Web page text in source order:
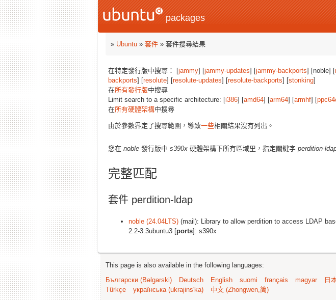
packages
» Ubuntu » 套件 » 套件搜尋結果
在特定發行版中搜尋： [jammy] [jammy-updates] [jammy-backports] [noble] [
backports] [resolute] [resolute-updates] [resolute-backports] [stonking]
在所有發行版中搜尋
Limit search to a specific architecture: [i386] [amd64] [arm64] [armhf] [
在所有硬體架構中搜尋
由於參數界定了搜尋範圍，導致一些相關結果沒有列出。
您在 noble 發行版中 s390x 硬體架構下所有區域里，指定關鍵字 perdition-
完整匹配
套件 perdition-ldap
noble (24.04LTS) (mail): Library to allow perdition to access LDAP
2.2-3.3ubuntu3 [ports]: s390x
This page is also available in the following languages:
Български (Bəlgarski)
Deutsch English suomi français magyar 日
Türkçe
українська (ukrajins'ka) 中文 (Zhongwen,简)